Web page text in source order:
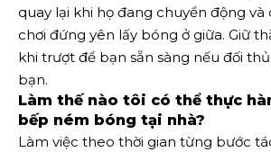
quay lại khi họ đang chuyển động
chơi đứng yên lấy bóng ở giữa. Giữ
khi trượt để bạn sẵn sàng nếu đối
bạn.
Làm thế nào tôi có thể thực
bếp ném bóng tại nhà?
Làm việc theo thời gian từng bước